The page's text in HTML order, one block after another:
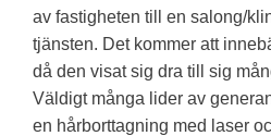
av fastigheten till en salong/
tjänsten. Det kommer att
då den visat sig dra till sig
Väldigt många lider av
en hårborttagning med laser